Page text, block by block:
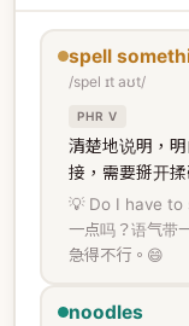
spell
/spel ɪt aʊt/
PHR V
清楚地说明，
接，需要掰开揉
💡 Do I have to
一点吗？语气带
急得不行。😄
noodles